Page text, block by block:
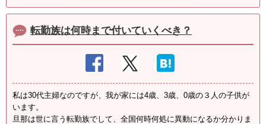
転勤族は何時まで付いていくべき？
私は30代主婦なのですが、我が家には4歳、3歳、0歳の３人の子供が
います。
旦那は世に言う転勤族でして、全国何時何処に異動になるか分かりま